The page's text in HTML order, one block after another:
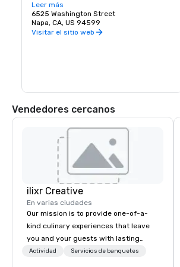
artes, comida gourmet, chocolates,
vinos y degustación de vinos. Regalos
románticos y objetos de colección del
valle de Napa y de todo el mundo, que
Leer más
6525 Washington Street
Napa, CA, US 94599
Visitar el sitio web
Vendedores cercanos
ilixr Creative
En varias ciudades
Our mission is to provide one-of-a-
kind culinary experiences that leave
you and your guests with lasting
memories and satiated palates. Every
Actividad Servicios de banquetes